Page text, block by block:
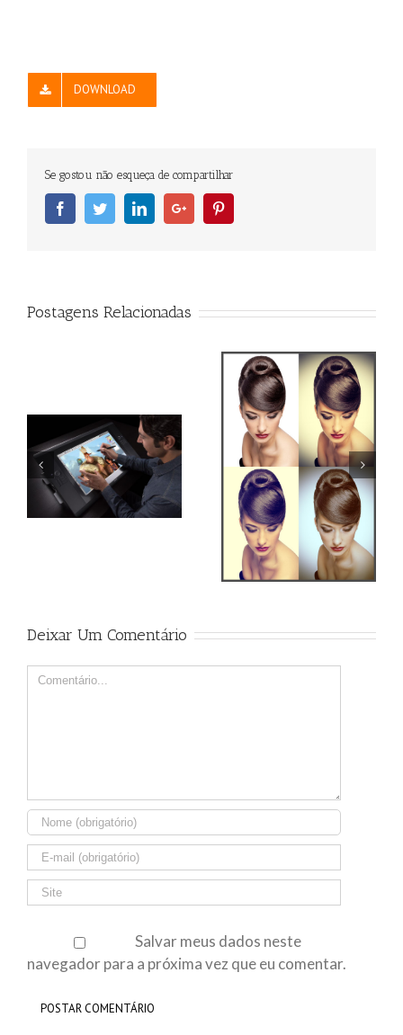
DOWNLOAD
Se gostou não esqueça de compartilhar
FacebookTwitterLinkedinGoogleplus
Postagens Relacionadas
Action Efeito Retro
Qual o melhor monitor
para tratamento de
imagem?
Deixar Um Comentário
Comment
Salvar meus dados neste
navegador para a próxima vez que eu comentar.